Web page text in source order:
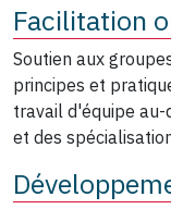
Facilitation
Soutien aux
principes et
travail d'équipe
et des